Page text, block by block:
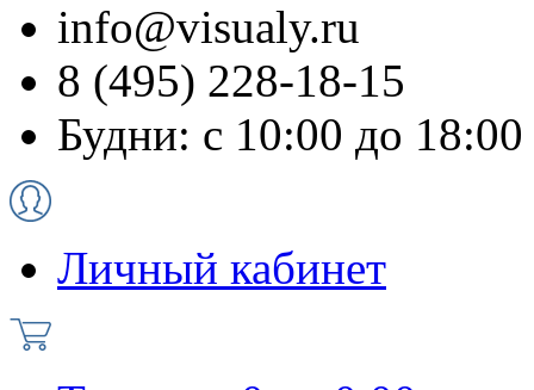
info@visualy.ru
8 (495) 228-18-15
Будни: с 10:00 до 18:00
Личный кабинет